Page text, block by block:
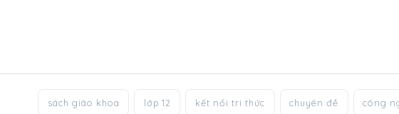
sách giáo khoa lớp 12 kết nối tri thức chuyên đề công